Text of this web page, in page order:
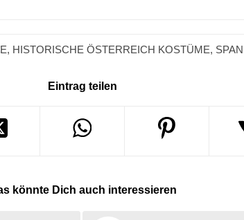
, HISTORISCHE ÖSTERREICH KOSTÜME,
Eintrag teilen
könnte Dich auch interessieren